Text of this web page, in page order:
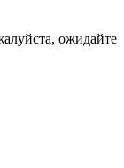
ожидайте